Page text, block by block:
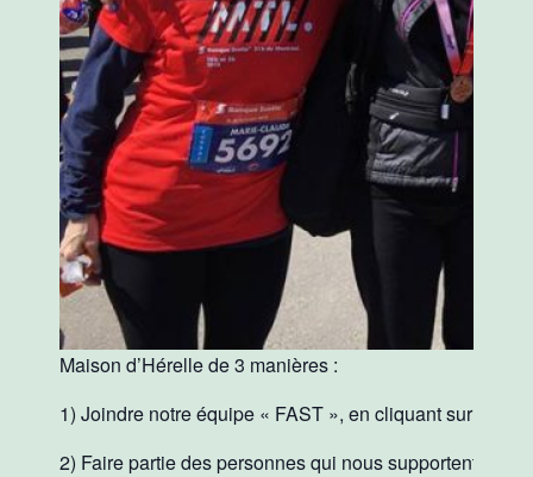
Maison d’Hérelle de 3 manières :
1) Joindre notre équipe « FAST », en cliquant sur le
2) Faire partie des personnes qui nous supportent, en